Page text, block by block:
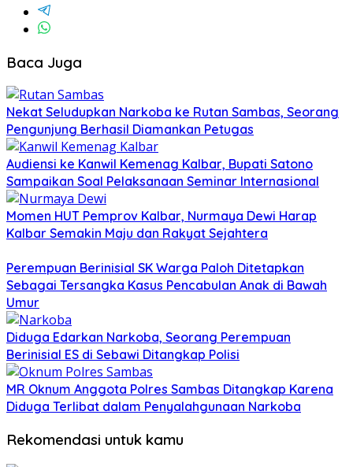
Baca Juga
Nekat Seludupkan Narkoba ke Rutan Sambas, Seorang
Pengunjung Berhasil Diamankan Petugas
Audiensi ke Kanwil Kemenag Kalbar, Bupati Satono
Sampaikan Soal Pelaksanaan Seminar Internasional
Momen HUT Pemprov Kalbar, Nurmaya Dewi Harap
Kalbar Semakin Maju dan Rakyat Sejahtera
Perempuan Berinisial SK Warga Paloh Ditetapkan
Sebagai Tersangka Kasus Pencabulan Anak di Bawah
Umur
Diduga Edarkan Narkoba, Seorang Perempuan
Berinisial ES di Sebawi Ditangkap Polisi
MR Oknum Anggota Polres Sambas Ditangkap Karena
Diduga Terlibat dalam Penyalahgunaan Narkoba
Rekomendasi untuk kamu